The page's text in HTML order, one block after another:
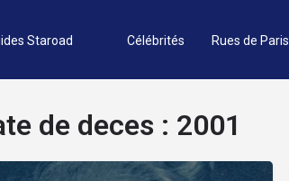
Staroad Célébrités Rues de Paris
de deces : 2001